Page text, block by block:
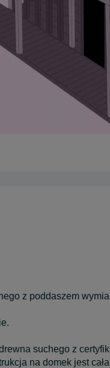
z poddaszem
suchego z
na domek jest